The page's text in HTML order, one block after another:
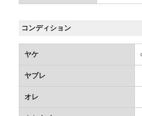
コンディション
ヤケ
ヤブレ
オレ